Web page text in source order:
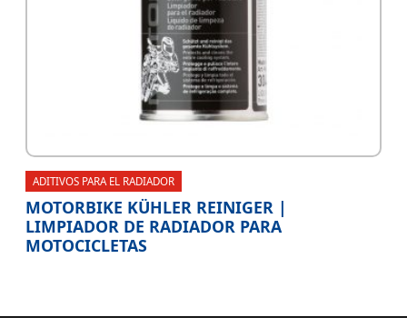
ADITIVOS PARA EL RADIADOR
MOTORBIKE KÜHLER REINIGER |
LIMPIADOR DE RADIADOR PARA
MOTOCICLETAS